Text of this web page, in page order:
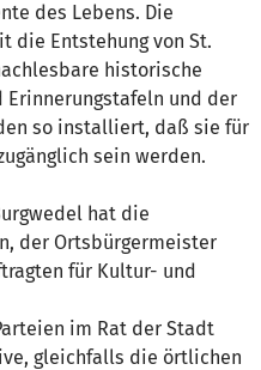
des Lebens. Die
die Entstehung von St.
historische
Erinnerungstafeln und der
so installiert, daß sie für
sein werden.
hat die
der Ortsbürgermeister
für Kultur- und
im Rat der Stadt
gleichfalls die örtlichen